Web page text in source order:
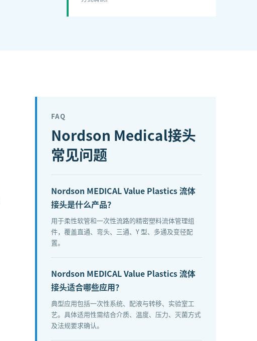
FAQ
Nordson Medical接头
常见问题
Nordson MEDICAL Value Plastics 流体
接头是什么产品？
用于柔性软管和一次性流路的精密塑料流体管理组
件，覆盖直通、弯头、三通、Y 型、多通及变径配
置。
Nordson MEDICAL Value Plastics 流体
接头适合哪些应用？
典型应用包括一次性系统、配液与转移、实验室工
艺。具体适用性需结合介质、温度、压力、灭菌方式
及法规要求确认。